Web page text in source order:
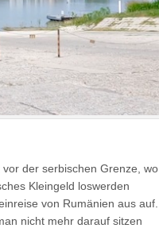
der serbischen Grenze, wo
Kleingeld loswerden
von Rumänien aus auf.
nicht mehr darauf sitzen